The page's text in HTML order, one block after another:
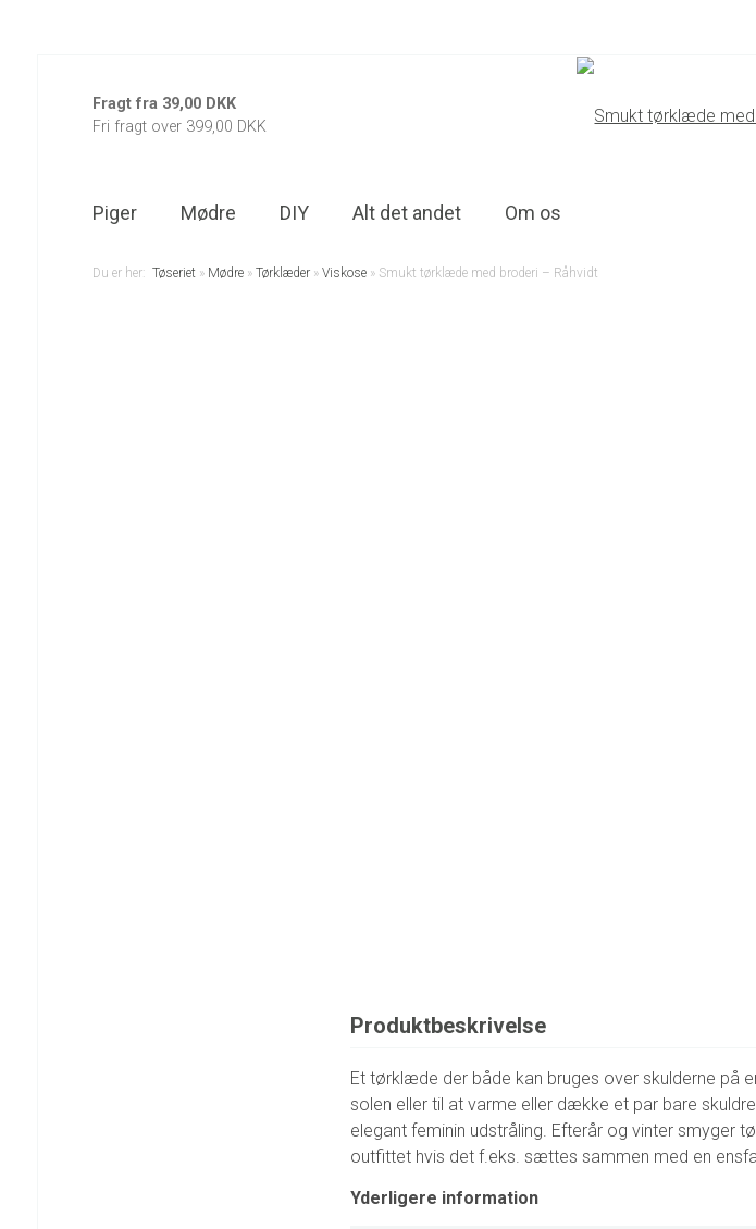
Fragt fra 39,00 DKK
Fri fragt over 399,00 DKK
Piger Mødre DIY Alt det andet Om os
Du er her: Tøseriet» Mødre» Tørklæder» Viskose» Smukt tørklæde med broderi – Råhvidt
Produktbeskrivelse
Et tørklæde der både kan bruges over skulderne på
solen eller til at varme eller dække et par bare
elegant feminin udstråling. Efterår og vinter smyger
outfittet hvis det f.eks. sættes sammen med en
Yderligere information